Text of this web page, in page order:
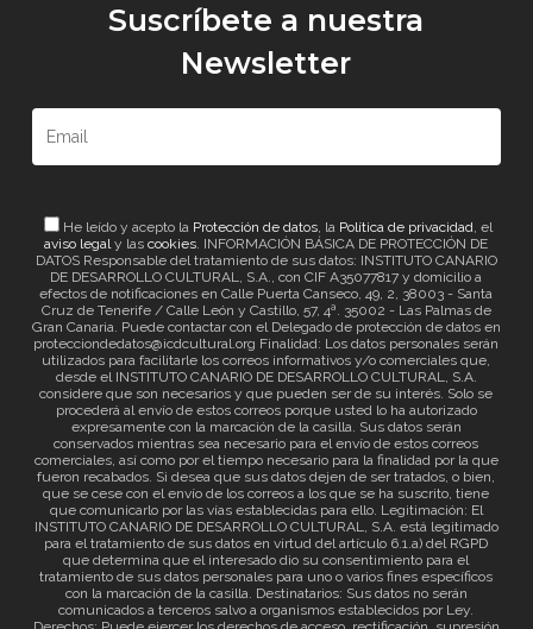
Suscríbete a nuestra
Newsletter
He leído y acepto la Protección de datos, la Política de privacidad, el
aviso legaly lascookies. INFORMACIÓN BÁSICA DE PROTECCIÓN DE
DATOS Responsable del tratamiento de sus datos: INSTITUTO CANARIO
DE DESARROLLO CULTURAL, S.A., con CIF A35077817 y domicilio a
efectos de notificaciones en Calle Puerta Canseco, 49, 2, 38003 - Santa
Cruz de Tenerife / Calle León y Castillo, 57, 4ª. 35002 - Las Palmas de
Gran Canaria. Puede contactar con el Delegado de protección de datos en
protecciondedatos@icdcultural.org Finalidad: Los datos personales serán
utilizados para facilitarle los correos informativos y/o comerciales que,
desde el INSTITUTO CANARIO DE DESARROLLO CULTURAL, S.A.
considere que son necesarios y que pueden ser de su interés. Solo se
procederá al envío de estos correos porque usted lo ha autorizado
expresamente con la marcación de la casilla. Sus datos serán
conservados mientras sea necesario para el envío de estos correos
comerciales, así como por el tiempo necesario para la finalidad por la que
fueron recabados. Si desea que sus datos dejen de ser tratados, o bien,
que se cese con el envío de los correos a los que se ha suscrito, tiene
que comunicarlo por las vías establecidas para ello. Legitimación: El
INSTITUTO CANARIO DE DESARROLLO CULTURAL, S.A. está legitimado
para el tratamiento de sus datos en virtud del artículo 6.1.a) del RGPD
que determina que el interesado dio su consentimiento para el
tratamiento de sus datos personales para uno o varios fines específicos
con la marcación de la casilla. Destinatarios: Sus datos no serán
comunicados a terceros salvo a organismos establecidos por Ley.